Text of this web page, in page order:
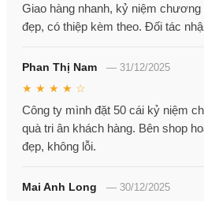
Giao hàng nhanh, kỷ niệm chương
đẹp, có thiệp kèm theo. Đối tác
Phan Thị Nam — 31/12/2025
★ ★ ★ ★ ☆
Công ty mình đặt 50 cái kỷ niệm
quà tri ân khách hàng. Bên shop
đẹp, không lỗi.
Mai Anh Long — 30/12/2025